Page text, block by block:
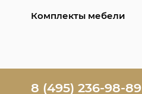
Комплекты мебели
8 (495) 236-98-89